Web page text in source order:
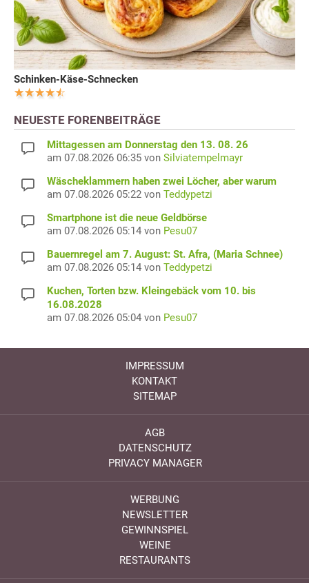
Schinken-Käse-Schnecken
NEUESTE FORENBEITRÄGE
Mittagessen am Donnerstag den 13. 08. 26
am 07.08.2026 06:35 von Silviatempelmayr
Wäscheklammern haben zwei Löcher, aber warum
am 07.08.2026 05:22 von Teddypetzi
Smartphone ist die neue Geldbörse
am 07.08.2026 05:14 von Pesu07
Bauernregel am 7. August: St. Afra, (Maria Schnee)
am 07.08.2026 05:14 von Teddypetzi
Kuchen, Torten bzw. Kleingebäck vom 10. bis
16.08.2028
am 07.08.2026 05:04 von Pesu07
IMPRESSUM
KONTAKT
SITEMAP
AGB
DATENSCHUTZ
PRIVACY MANAGER
WERBUNG
NEWSLETTER
GEWINNSPIEL
WEINE
RESTAURANTS